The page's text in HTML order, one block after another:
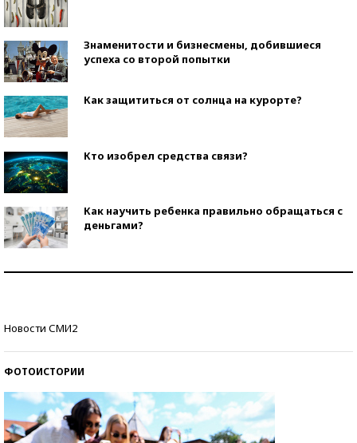
Знаменитости и бизнесмены, добившиеся
успеха со второй попытки
Как защититься от солнца на курорте?
Кто изобрел средства связи?
Как научить ребенка правильно обращаться с
деньгами?
Новости СМИ2
ФОТОИСТОРИИ